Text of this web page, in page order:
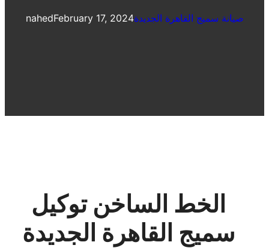
nahedFebruary 17, 2024صيانة سميج القاهرة الجديدة
الخط الساخن توكيل
سميج القاهرة الجديدة